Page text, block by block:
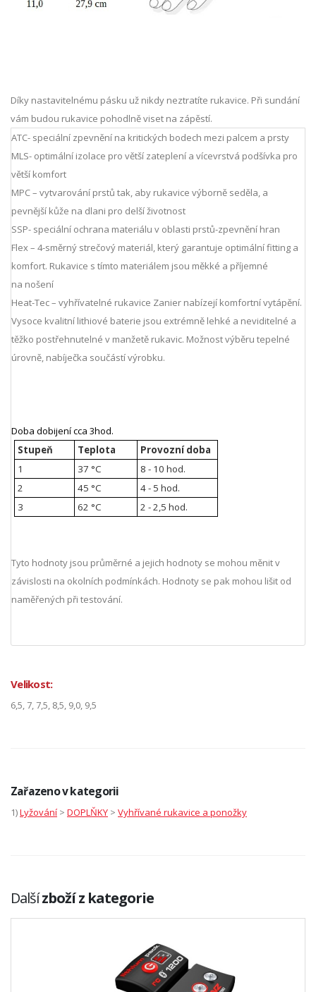
Díky nastavitelnému pásku už nikdy neztratíte rukavice. Při sundání
vám budou rukavice pohodlně viset na zápěstí.
ATC- speciální zpevnění na kritických bodech mezi palcem a prsty
MLS- optimální izolace pro větší zateplení a vícevrstvá podšívka pro
větší komfort
MPC – vytvarování prstů tak, aby rukavice výborně seděla, a
pevnější kůže na dlani pro delší životnost
SSP- speciální ochrana materiálu v oblasti prstů-zpevnění hran
Flex – 4-směrný strečový materiál, který garantuje optimální fitting a
komfort. Rukavice s tímto materiálem jsou měkké a příjemné
na nošení
Heat-Tec – vyhřívatelné rukavice Zanier nabízejí komfortní vytápění.
Vysoce kvalitní lithiové baterie jsou extrémně lehké a neviditelné a
těžko postřehnutelné v manžetě rukavic. Možnost výběru tepelné
úrovně, nabíječka součástí výrobku.
Doba dobijení cca 3hod.
Stupeň
Teplota
Provozní doba
1
37 °C
8 - 10 hod.
2
45 °C
4 - 5 hod.
3
62 °C 2 - 2,5 hod.
Tyto hodnoty jsou průměrné a jejich hodnoty se mohou měnit v
závislosti na okolních podmínkách. Hodnoty se pak mohou lišit od
naměřených při testování.
Velikost:
6,5, 7, 7,5, 8,5, 9,0, 9,5
Zařazeno v kategorii
1)Lyžování > DOPLŇKY > Vyhřívané rukavice a ponožky
Dalšízboží z kategorie